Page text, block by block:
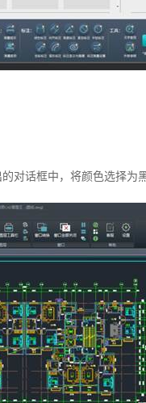
对话框中，将颜色选择为黑